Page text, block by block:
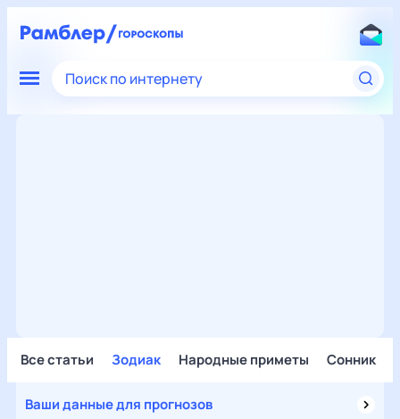
Поиск по интернету
Все статьи Зодиак Народные приметы Сонник
Ваши данные для прогнозов